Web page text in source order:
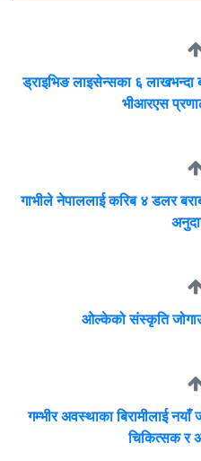
ड्राइभिङ लाइसेन्सका ६ लाखभन्दा
भीआरएस
गाभीले नेपाललाई करिब ४ डलर
ओल्केको संस्कृति
गम्भीर अवस्थाका बिरामीलाई
चिकित्सक र